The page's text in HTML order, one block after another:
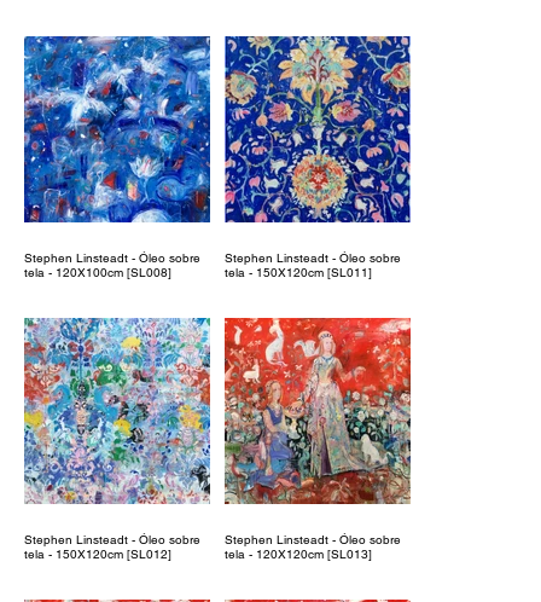
Stephen Linsteadt - Óleo sobre
tela - 120X100cm [SL008]
Stephen Linsteadt - Óleo sobre
tela - 150X120cm [SL011]
Stephen Linsteadt - Óleo sobre
tela - 150X120cm [SL012]
Stephen Linsteadt - Óleo sobre
tela - 120X120cm [SL013]